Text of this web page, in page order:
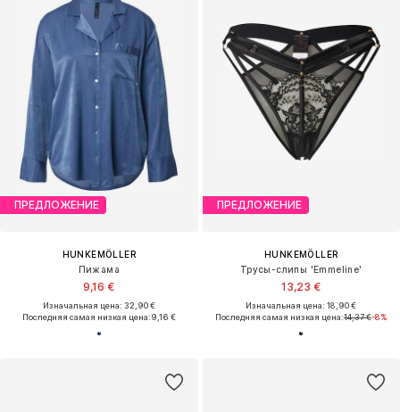
ПРЕДЛОЖЕНИЕ
HUNKEMÖLLER
Пижама
9,16 €
Изначальная цена: 32,90 €
Последняя самая низкая цена:9,16 €
ПРЕДЛОЖЕНИЕ
HUNKEMÖLLER
Трусы-слипы 'Emmeline'
13,23 €
Изначальная цена: 18,90 €
Последняя самая низкая цена:14,37 €-8%